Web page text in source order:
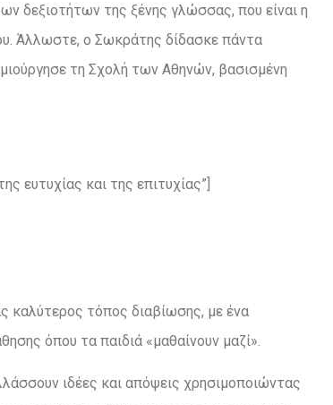
δεξιοτήτων της ξένης γλώσσας, που είναι η
Άλλωστε, ο Σωκράτης δίδασκε πάντα
τη Σχολή των Αθηνών, βασισμένη
ευτυχίας και της επιτυχίας”]
καλύτερος τόπος διαβίωσης, με ένα
όπου τα παιδιά «μαθαίνουν μαζί».
ιδέες και απόψεις χρησιμοποιώντας